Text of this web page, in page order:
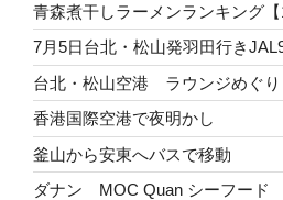
青森煮干しラーメンランキング【
7月5日台北・松山発羽田行き
台北・松山空港 ラウンジめぐり
香港国際空港で夜明かし
釜山から安東へバスで移動
ダナン MOC Quan シーフード